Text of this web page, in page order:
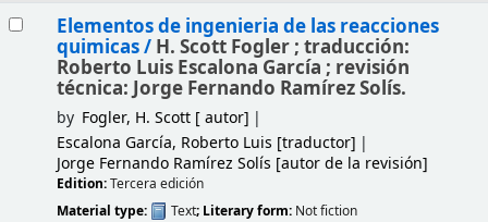
Elementos de ingenieria de las reacciones
quimicas / H. Scott Fogler ; traducción:
Roberto Luis Escalona García ; revisión
técnica: Jorge Fernando Ramírez Solís.
by Fogler, H. Scott[ autor]
Escalona García, Roberto Luis [traductor]
Jorge Fernando Ramírez Solís [autor de la revisión]
Edition:Tercera edición
Material type:
Text; Literary form: Not fiction